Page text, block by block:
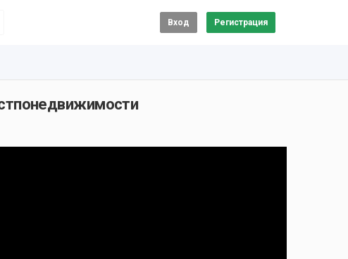
Вход Регистрация